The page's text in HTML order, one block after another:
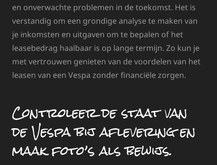
en onverwachte problemen in de toekomst. Het is
verstandig om een grondige analyse te maken van
je inkomsten en uitgaven om te bepalen of het
leasebedrag haalbaar is op lange termijn. Zo kun je
met vertrouwen genieten van de voordelen van het
leasen van een Vespa zonder financiële zorgen.
Controleer de staat van
de Vespa bij aflevering en
maak foto’s als bewijs.